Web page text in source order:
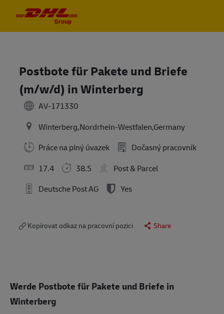
Postbote für Pakete und Briefe
(m/w/d) in Winterberg
AV-171330
Winterberg,Nordrhein-Westfalen,Germany
Práce na plný úvazek
Dočasný pracovník
17.4
38.5
Post & Parcel
Deutsche Post AG
Yes
Kopírovat odkaz na pracovní pozici Share
Werde Postbote für Pakete und Briefe in
Winterberg